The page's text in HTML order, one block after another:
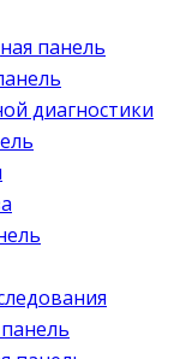
панель
диагностики